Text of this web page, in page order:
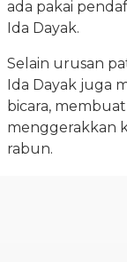
ada pakai
Ida Dayak.
Selain urusan
Ida Dayak juga
bicara,
menggerakkan
rabun.